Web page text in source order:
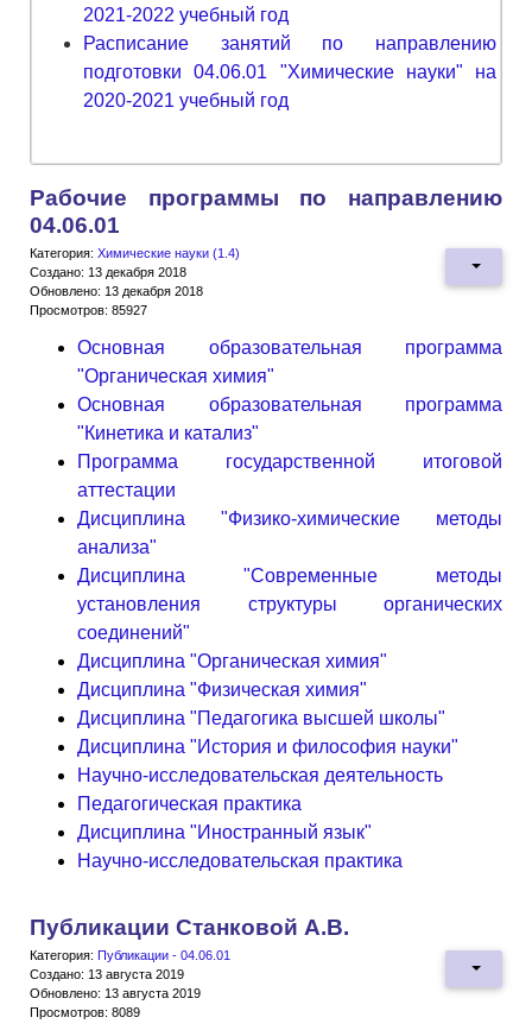
2021-2022 учебный год
Расписание занятий по направлению
подготовки 04.06.01 "Химические науки" на
2020-2021 учебный год
Рабочие программы по направлению
04.06.01
Категория: Химические науки (1.4)
Создано: 13 декабря 2018
Обновлено: 13 декабря 2018
Просмотров: 85927
Основная образовательная программа
"Органическая химия"
Основная образовательная программа
"Кинетика и катализ"
Программа государственной итоговой
аттестации
Дисциплина "Физико-химические методы
анализа"
Дисциплина "Современные методы
установления структуры органических
соединений"
Дисциплина "Органическая химия"
Дисциплина "Физическая химия"
Дисциплина "Педагогика высшей школы"
Дисциплина "История и философия науки"
Научно-исследовательская деятельность
Педагогическая практика
Дисциплина "Иностранный язык"
Научно-исследовательская практика
Публикации Станковой А.В.
Категория: Публикации - 04.06.01
Создано: 13 августа 2019
Обновлено: 13 августа 2019
Просмотров: 8089